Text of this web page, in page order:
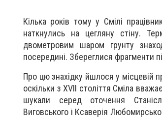
Кілька років тому у Смілі
наткнулись на цегляну стіну.
двометровим шаром грунту
посередині. Збереглися фрагменти
Про цю знахідку йшлося у місцевій
оскільки з ХVІІ століття Сміла
шукали серед оточення
Виговського і Ксаверія